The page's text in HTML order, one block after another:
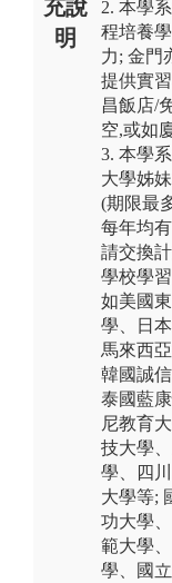
充說
明
2. 本學
程培養
力; 金門
提供實
昌飯店/
空,或如
3. 本學
大學姊
(期限最
每年均
請交換
學校學
如美國
學、日
馬來西
韓國誠
泰國藍
尼教育
技大學
學、四
大學等;
功大學
範大學
學、國